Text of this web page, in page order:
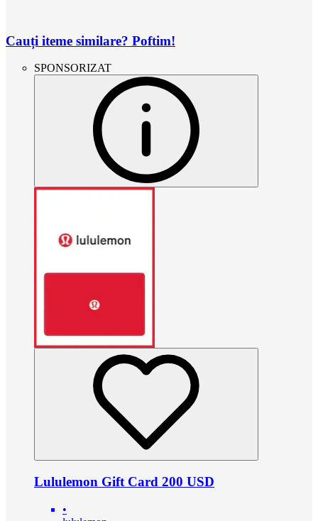
Cauți iteme similare? Poftim!
SPONSORIZAT
Lululemon Gift Card 200 USD
•